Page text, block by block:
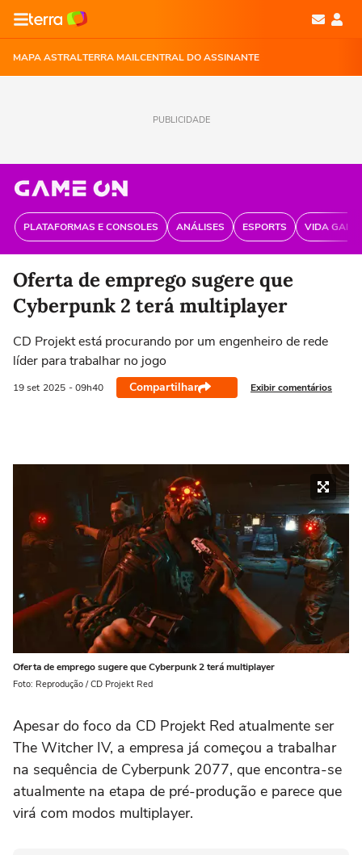
MAPA ASTRALTERRA MAILCENTRAL DO ASSINANTE
PUBLICIDADE
PLATAFORMAS E CONSOLES ANÁLISES ESPORTS VIDA
Oferta de emprego sugere que
Cyberpunk 2 terá multiplayer
CD Projekt está procurando por um engenheiro de rede
líder para trabalhar no jogo
19 set 2025 - 09h40 Compartilhar Exibir comentários
Oferta de emprego sugere que Cyberpunk 2 terá multiplayer
Foto: Reprodução / CD Projekt Red
Apesar do foco da CD Projekt Red atualmente ser
The Witcher IV, a empresa já começou a trabalhar
na sequência de Cyberpunk 2077, que encontra-se
atualmente na etapa de pré-produção e parece que
virá com modos multiplayer.